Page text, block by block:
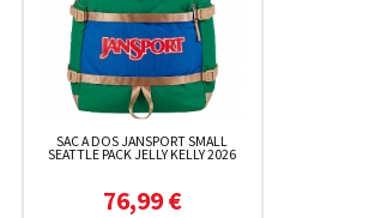
SAC A DOS JANSPORT SMALL
SEATTLE PACK JELLY KELLY 2026
76,99 €